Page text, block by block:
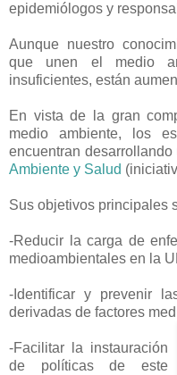
epidemiólogos y
Aunque nuestro
que unen el medio
insuficientes, están
En vista de la gran
medio ambiente, los
encuentran desarrollando
Ambiente y Salud
Sus objetivos principales
-Reducir la carga de
medioambientales en la
-Identificar y prevenir
derivadas de factores med
-Facilitar la instauración
de políticas de este